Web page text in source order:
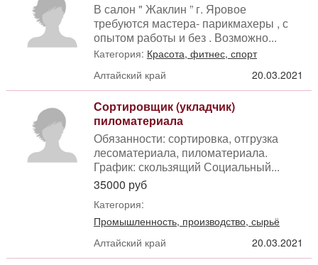
В салон " Жаклин ” г. Яровое
требуются мастера- парикмахеры , с
опытом работы и без . Возможно...
Категория: Красота, фитнес, спорт
Алтайский край
20.03.2021
Сортировщик (укладчик)
пиломатериала
Обязанности: сортировка, отгрузка
лесоматериала, пиломатериала.
График: скользящий Социальный...
35000 руб
Категория:
Промышленность, производство, сырьё
Алтайский край
20.03.2021